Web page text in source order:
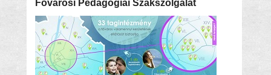
Fővárosi Pedagógiai Szakszolgálat